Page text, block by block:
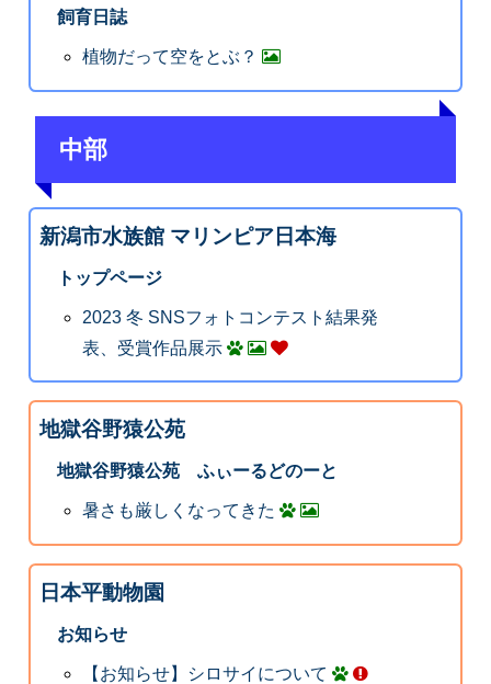
飼育日誌
植物だって空をとぶ？
中部
新潟市水族館 マリンピア日本海
トップページ
2023 冬 SNSフォトコンテスト結果発
表、受賞作品展示
地獄谷野猿公苑
地獄谷野猿公苑 ふぃーるどのーと
暑さも厳しくなってきた
日本平動物園
お知らせ
【お知らせ】シロサイについて